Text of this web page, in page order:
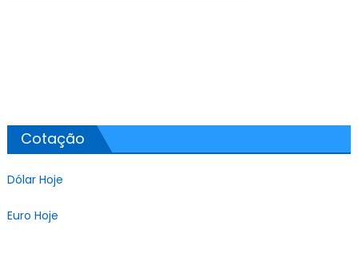
Cotação
Dólar Hoje
Euro Hoje